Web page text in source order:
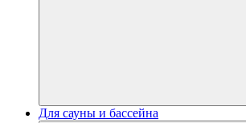
Для сауны и бассейна